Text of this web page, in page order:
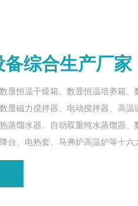
综合生产厂家
显恒温干燥箱、数显恒温培养箱
显磁力搅拌器、电动搅拌器、高
蒸馏水器、自动双重纯水蒸馏器
台、电热套、马弗炉高温炉等十六